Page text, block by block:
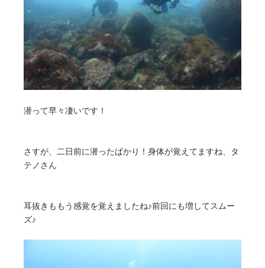
潜って早々凄いです！
さすが、二日前に潜ったばかり！身体が覚えてますね、タ
テノさん
耳抜きももう感覚を覚えましたね♪前回にも増してスムー
ズ♪